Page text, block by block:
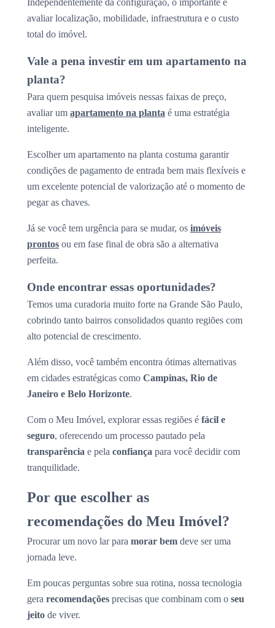
Independentemente da configuração, o importante é
avaliar localização, mobilidade, infraestrutura e o custo
total do imóvel.
Vale a pena investir em um apartamento na
planta?
Para quem pesquisa imóveis nessas faixas de preço,
avaliar um apartamento na planta é uma estratégia
inteligente.
Escolher um apartamento na planta costuma garantir
condições de pagamento de entrada bem mais flexíveis e
um excelente potencial de valorização até o momento de
pegar as chaves.
Já se você tem urgência para se mudar, os imóveis
prontos ou em fase final de obra são a alternativa
perfeita.
Onde encontrar essas oportunidades?
Temos uma curadoria muito forte na Grande São Paulo,
cobrindo tanto bairros consolidados quanto regiões com
alto potencial de crescimento.
Além disso, você também encontra ótimas alternativas
em cidades estratégicas como Campinas, Rio de
Janeiro e Belo Horizonte.
Com o Meu Imóvel, explorar essas regiões é fácil e
seguro, oferecendo um processo pautado pela
transparência e pela confiança para você decidir com
tranquilidade.
Por que escolher as
recomendações do Meu Imóvel?
Procurar um novo lar para morar bem deve ser uma
jornada leve.
Em poucas perguntas sobre sua rotina, nossa tecnologia
gera recomendações precisas que combinam com o seu
jeito de viver.